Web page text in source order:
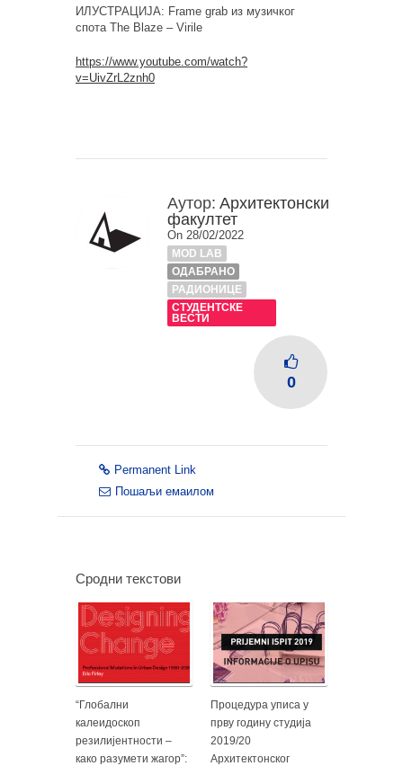
ИЛУСТРАЦИЈА: Frame grab из музичког
спота The Blaze – Virile
https://www.youtube.com/watch?
v=UivZrL2znh0
Аутор: Архитектонски
факултет
On 28/02/2022
MOD LAB
ОДАБРАНО
РАДИОНИЦЕ
СТУДЕНТСКЕ
ВЕСТИ
0
Permanent Link
Пошаљи емаилом
Сродни текстови
“Глобални
калеидоскоп
резилијентности –
како разумети жагор”:
Процедура уписа у
прву годину студија
2019/20
Архитектонског